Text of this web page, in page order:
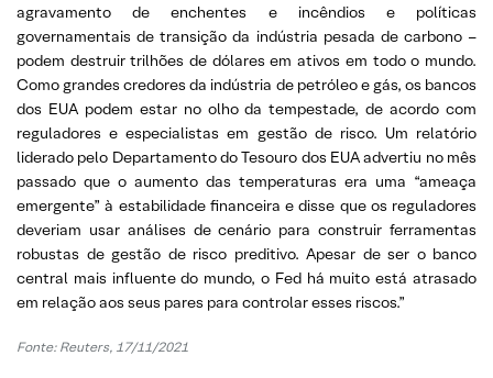
agravamento de enchentes e incêndios e políticas
governamentais de transição da indústria pesada de carbono –
podem destruir trilhões de dólares em ativos em todo o mundo.
Como grandes credores da indústria de petróleo e gás, os bancos
dos EUA podem estar no olho da tempestade, de acordo com
reguladores e especialistas em gestão de risco. Um relatório
liderado pelo Departamento do Tesouro dos EUA advertiu no mês
passado que o aumento das temperaturas era uma “ameaça
emergente” à estabilidade financeira e disse que os reguladores
deveriam usar análises de cenário para construir ferramentas
robustas de gestão de risco preditivo. Apesar de ser o banco
central mais influente do mundo, o Fed há muito está atrasado
em relação aos seus pares para controlar esses riscos.”
Fonte: Reuters, 17/11/2021